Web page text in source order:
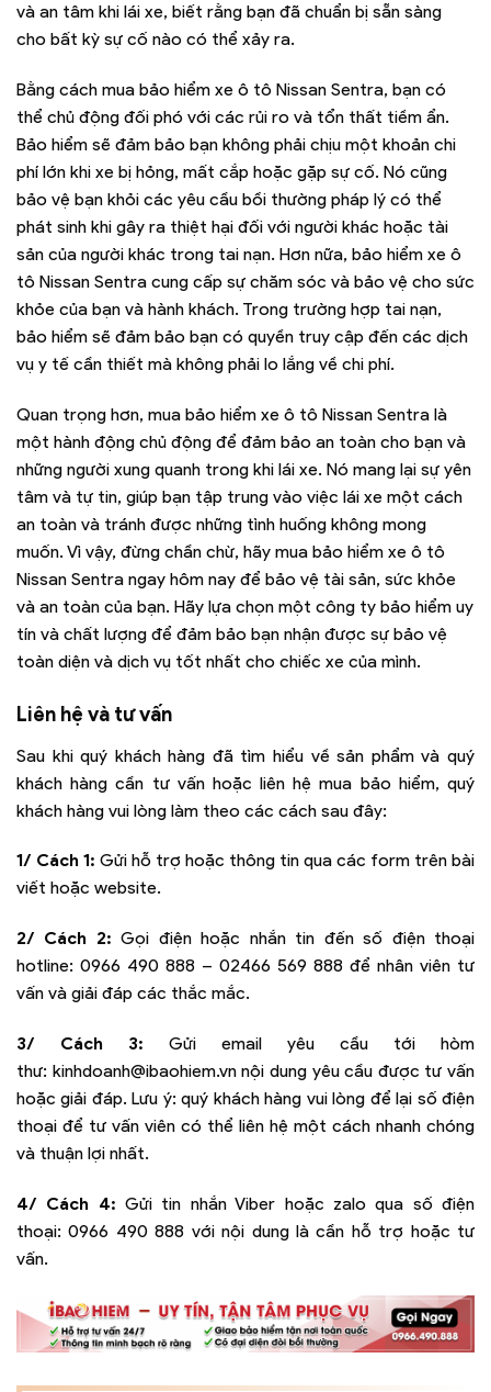
và an tâm khi lái xe, biết rằng bạn đã chuẩn bị sẵn sàng
cho bất kỳ sự cố nào có thể xảy ra.
Bằng cách mua bảo hiểm xe ô tô Nissan Sentra, bạn có
thể chủ động đối phó với các rủi ro và tổn thất tiềm ẩn.
Bảo hiểm sẽ đảm bảo bạn không phải chịu một khoản chi
phí lớn khi xe bị hỏng, mất cắp hoặc gặp sự cố. Nó cũng
bảo vệ bạn khỏi các yêu cầu bồi thường pháp lý có thể
phát sinh khi gây ra thiệt hại đối với người khác hoặc tài
sản của người khác trong tai nạn. Hơn nữa, bảo hiểm xe ô
tô Nissan Sentra cung cấp sự chăm sóc và bảo vệ cho sức
khỏe của bạn và hành khách. Trong trường hợp tai nạn,
bảo hiểm sẽ đảm bảo bạn có quyền truy cập đến các dịch
vụ y tế cần thiết mà không phải lo lắng về chi phí.
Quan trọng hơn, mua bảo hiểm xe ô tô Nissan Sentra là
một hành động chủ động để đảm bảo an toàn cho bạn và
những người xung quanh trong khi lái xe. Nó mang lại sự yên
tâm và tự tin, giúp bạn tập trung vào việc lái xe một cách
an toàn và tránh được những tình huống không mong
muốn. Vì vậy, đừng chần chừ, hãy mua bảo hiểm xe ô tô
Nissan Sentra ngay hôm nay để bảo vệ tài sản, sức khỏe
và an toàn của bạn. Hãy lựa chọn một công ty bảo hiểm uy
tín và chất lượng để đảm bảo bạn nhận được sự bảo vệ
toàn diện và dịch vụ tốt nhất cho chiếc xe của mình.
Liên hệ và tư vấn
Sau khi quý khách hàng đã tìm hiểu về sản phẩm và quý
khách hàng cần tư vấn hoặc liên hệ mua bảo hiểm, quý
khách hàng vui lòng làm theo các cách sau đây:
1/ Cách 1: Gửi hỗ trợ hoặc thông tin qua các form trên bài
viết hoặc website.
2/ Cách 2: Gọi điện hoặc nhắn tin đến số điện thoại
hotline: 0966 490 888 – 02466 569 888 để nhân viên tư
vấn và giải đáp các thắc mắc.
3/ Cách 3: Gửi email yêu cầu tới hòm
thư: kinhdoanh@ibaohiem.vnnội dung yêu cầu được tư vấn
hoặc giải đáp. Lưu ý: quý khách hàng vui lòng để lại số điện
thoại để tư vấn viên có thể liên hệ một cách nhanh chóng
và thuận lợi nhất.
4/ Cách 4: Gửi tin nhắn Viber hoặc zalo qua số điện
thoại:0966 490 888 với nội dung là cần hỗ trợ hoặc tư
vấn.